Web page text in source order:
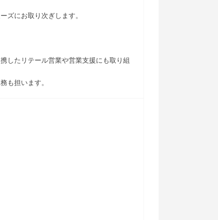
ズにお取り次ぎします。
したリテール営業や営業支援にも取り組
も担います。